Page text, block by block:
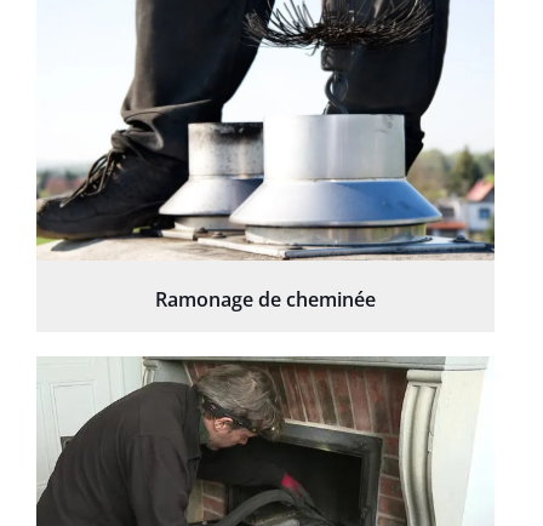
Ramonage de cheminée